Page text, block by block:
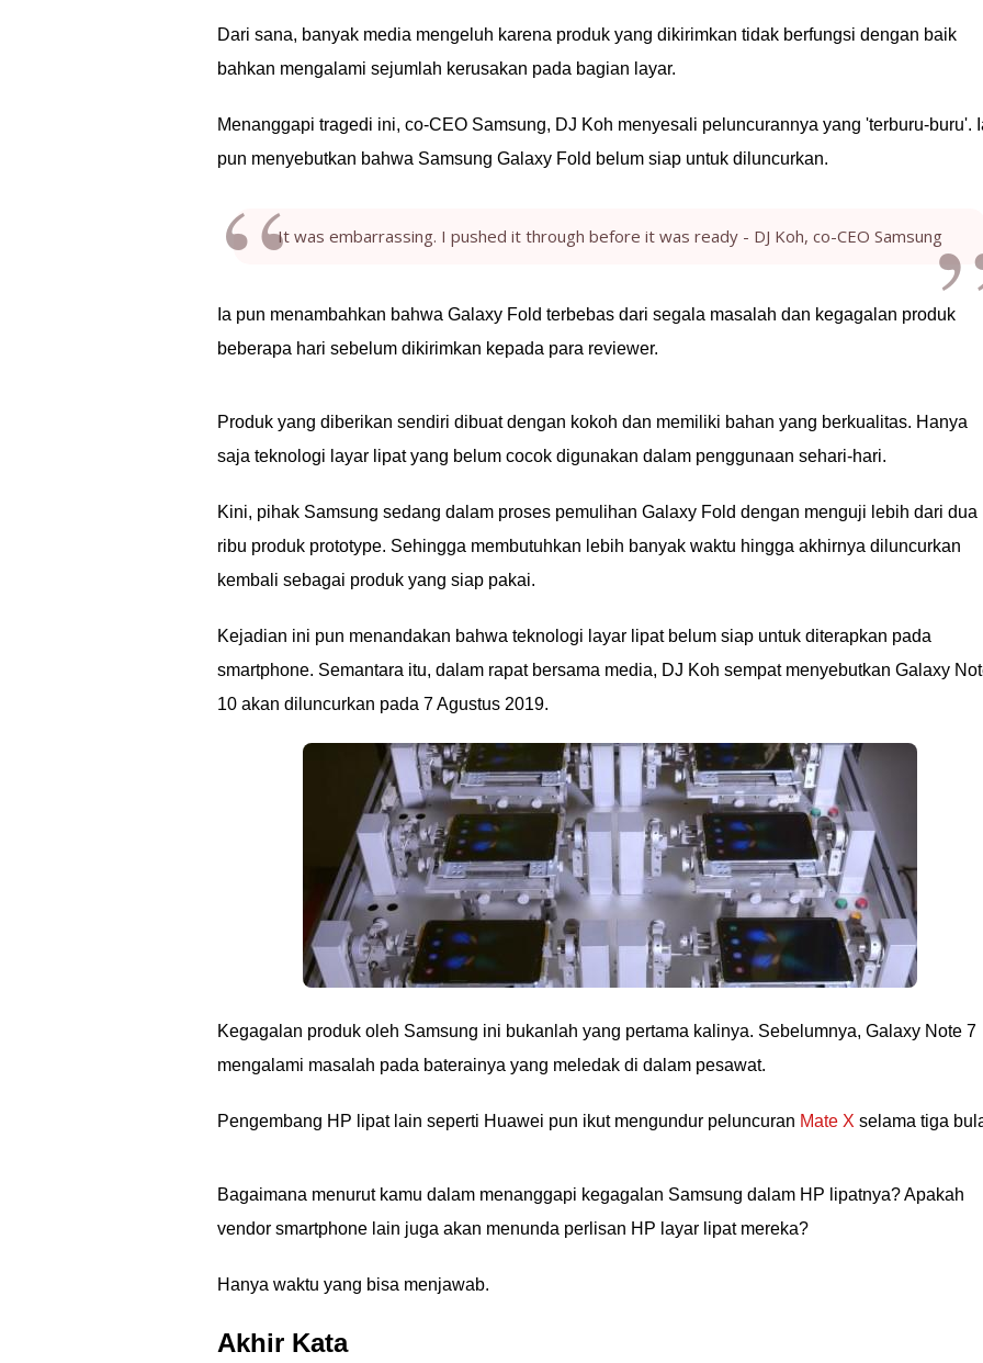
Dari sana, banyak media mengeluh karena produk yang dikirimkan tidak berfungsi dengan baik
bahkan mengalami sejumlah kerusakan pada bagian layar.
Menanggapi tragedi ini, co-CEO Samsung, DJ Koh menyesali peluncurannya yang 'terburu-buru'.
pun menyebutkan bahwa Samsung Galaxy Fold belum siap untuk diluncurkan.
It was embarrassing. I pushed it through before it was ready - DJ Koh, co-CEO Samsung
Ia pun menambahkan bahwa Galaxy Fold terbebas dari segala masalah dan kegagalan produk
beberapa hari sebelum dikirimkan kepada para reviewer.
Produk yang diberikan sendiri dibuat dengan kokoh dan memiliki bahan yang berkualitas. Hanya
saja teknologi layar lipat yang belum cocok digunakan dalam penggunaan sehari-hari.
Kini, pihak Samsung sedang dalam proses pemulihan Galaxy Fold dengan menguji lebih dari dua
ribu produk prototype. Sehingga membutuhkan lebih banyak waktu hingga akhirnya diluncurkan
kembali sebagai produk yang siap pakai.
Kejadian ini pun menandakan bahwa teknologi layar lipat belum siap untuk diterapkan pada
smartphone. Semantara itu, dalam rapat bersama media, DJ Koh sempat menyebutkan Galaxy
10 akan diluncurkan pada 7 Agustus 2019.
Kegagalan produk oleh Samsung ini bukanlah yang pertama kalinya. Sebelumnya, Galaxy Note 7
mengalami masalah pada baterainya yang meledak di dalam pesawat.
Pengembang HP lipat lain seperti Huawei pun ikut mengundur peluncuran Mate X selama tiga
Bagaimana menurut kamu dalam menanggapi kegagalan Samsung dalam HP lipatnya? Apakah
vendor smartphone lain juga akan menunda perlisan HP layar lipat mereka?
Hanya waktu yang bisa menjawab.
Akhir Kata